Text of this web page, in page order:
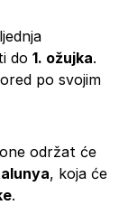
do 1. ožujka.
po svojim
održat će
, koja će
.